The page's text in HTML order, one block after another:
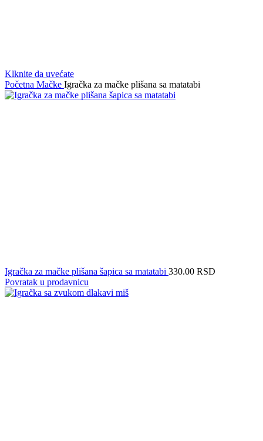
Klknite da uvećate
Početna Mačke Igračka za mačke plišana sa matatabi
Igračka za mačke plišana šapica sa matatabi 330.00 RSD
Povratak u prodavnicu